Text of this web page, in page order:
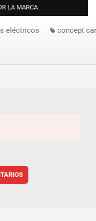
LA MARCA
eléctricos concept car